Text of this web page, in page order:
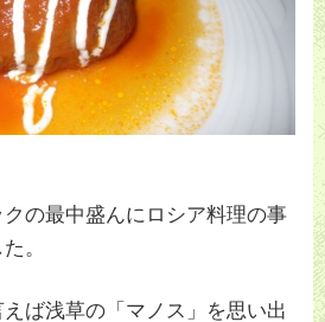
の最中盛んにロシア料理の事
。
ば浅草の「マノス」を思い出